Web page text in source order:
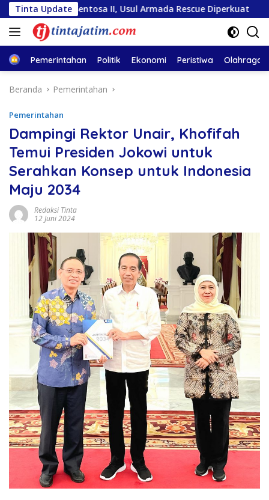
Langsung
ke
konten
Tinta Update
II, Usul Armada Rescue Diperkuat Sambut
HomePemerintahan Politik Ekonomi Peristiwa Olahraga
Beranda Pemerintahan
Pemerintahan
Dampingi Rektor Unair, Khofifah
Temui Presiden Jokowi untuk
Serahkan Konsep untuk Indonesia
Maju 2034
Redaksi Tinta
12 Juni 2024